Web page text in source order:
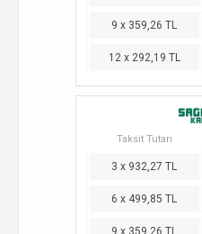
9 x 359,26 TL
12 x 292,19 TL
Taksit Tutarı
3 x 932,27 TL
6 x 499,85 TL
9 x 359,26 TL